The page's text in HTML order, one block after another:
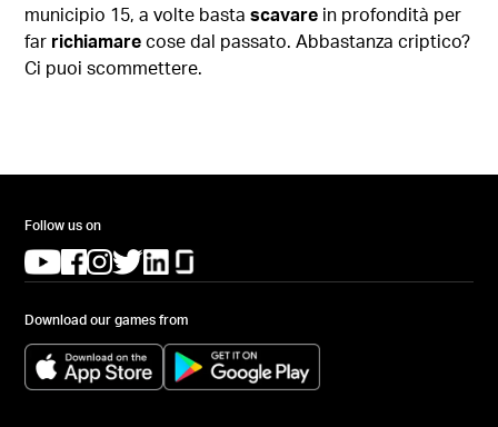
municipio 15, a volte bastascavare in profondità per
far richiamarecose dal passato. Abbastanza criptico?
Ci puoi scommettere.
Follow us on
(opens in a new tab)
(opens in a new tab)
(opens in a new tab)
(opens in a new tab)
(opens in a new tab)
Download our games from
(opens in a new tab) (opens in a new tab)